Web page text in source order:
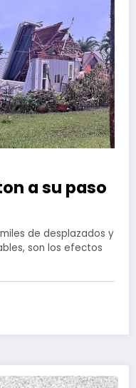
a su paso
de desplazados y
son los efectos